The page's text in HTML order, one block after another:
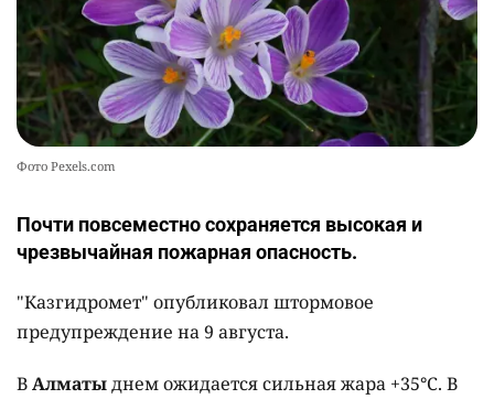
Фото Pexels.com
Почти повсеместно сохраняется высокая и
чрезвычайная пожарная опасность.
"Казгидромет" опубликовал штормовое
предупреждение на 9 августа.
ВАлматыднем ожидается сильная жара +35°C. В